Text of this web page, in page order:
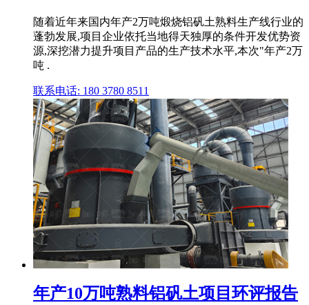
随着近年来国内年产2万吨煅烧铝矾土熟料生产线行业的
蓬勃发展,项目企业依托当地得天独厚的条件开发优势资
源,深挖潜力提升项目产品的生产技术水平,本次"年产2万
吨 .
联系电话: 180 3780 8511
年产10万吨熟料铝矾土项目环评报告